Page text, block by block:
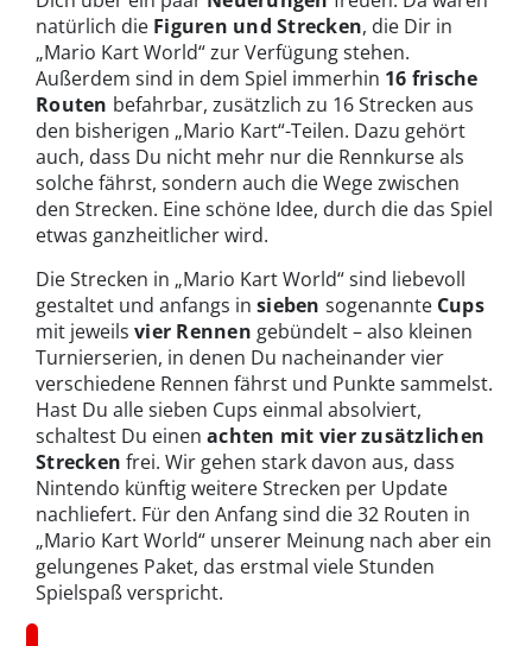
natürlich die Figuren und Strecken, die Dir in
„Mario Kart World“ zur Verfügung stehen.
Außerdem sind in dem Spiel immerhin 16 frische
Routen befahrbar, zusätzlich zu 16 Strecken aus
den bisherigen „Mario Kart“-Teilen. Dazu gehört
auch, dass Du nicht mehr nur die Rennkurse als
solche fährst, sondern auch die Wege zwischen
den Strecken. Eine schöne Idee, durch die das Spiel
etwas ganzheitlicher wird.
Die Strecken in „Mario Kart World“ sind liebevoll
gestaltet und anfangs in sieben sogenannte Cups
mit jeweils vier Rennen gebündelt – also kleinen
Turnierserien, in denen Du nacheinander vier
verschiedene Rennen fährst und Punkte sammelst.
Hast Du alle sieben Cups einmal absolviert,
schaltest Du einen achten mit vier zusätzlichen
Strecken frei. Wir gehen stark davon aus, dass
Nintendo künftig weitere Strecken per Update
nachliefert. Für den Anfang sind die 32 Routen in
„Mario Kart World“ unserer Meinung nach aber ein
gelungenes Paket, das erstmal viele Stunden
Spielspaß verspricht.